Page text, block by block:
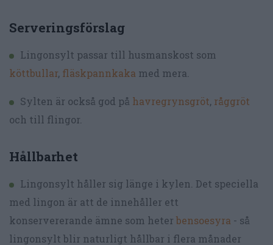
Serveringsförslag
Lingonsylt passar till husmanskost som
köttbullar, fläskpannkaka med mera.
Sylten är också god på havregrynsgröt, råggröt
och till flingor.
Hållbarhet
Lingonsylt håller sig länge i kylen. Det speciella
med lingon är att de innehåller ett
konservererande ämne som heter bensoesyra - så
lingonsylt blir naturligt hållbar i flera månader